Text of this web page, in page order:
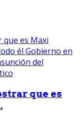
que es